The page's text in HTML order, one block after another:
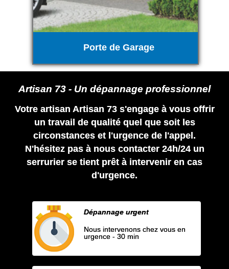
Porte de Garage
Artisan 73 - Un dépannage professionnel
Votre artisan Artisan 73 s'engage à vous offrir
un travail de qualité quel que soit les
circonstances et l'urgence de l'appel.
N'hésitez pas à nous contacter 24h/24 un
serrurier se tient prêt à intervenir en cas
d'urgence.
Dépannage urgent
Nous intervenons chez vous en
urgence - 30 min